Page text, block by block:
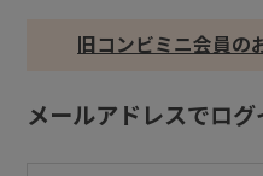
旧コンビミニ会員の
メールアドレスでログ